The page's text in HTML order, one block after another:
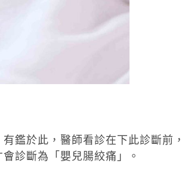
鑑於此，醫師看診在下此診斷前，
診斷為「嬰兒腸絞痛」。